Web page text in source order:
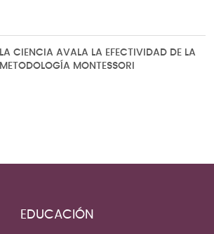
LA CIENCIA AVALA LA EFECTIVIDAD DE LA
METODOLOGÍA MONTESSORI
EDUCACIÓN